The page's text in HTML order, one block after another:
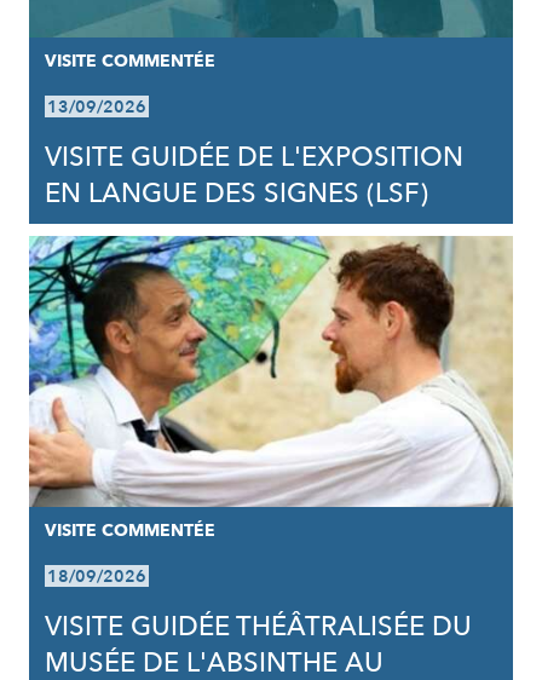
VISITE COMMENTÉE
13/09/2026
VISITE GUIDÉE DE L'EXPOSITION
EN LANGUE DES SIGNES (LSF)
VISITE COMMENTÉE
18/09/2026
VISITE GUIDÉE THÉÂTRALISÉE DU
MUSÉE DE L'ABSINTHE AU